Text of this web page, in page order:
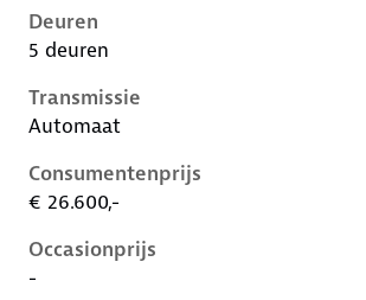
Deuren
5 deuren
Transmissie
Automaat
Consumentenprijs
€ 26.600,-
Occasionprijs
-